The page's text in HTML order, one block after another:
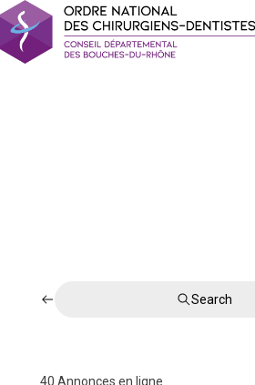
Search
40 Annonces en ligne